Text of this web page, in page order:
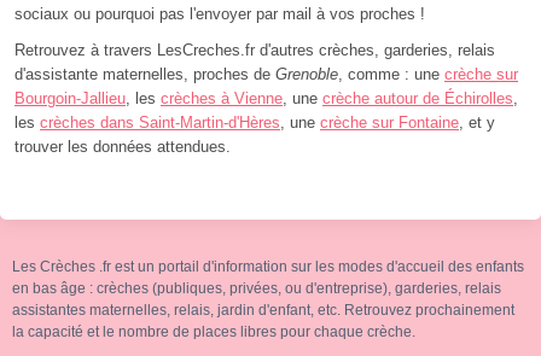
sociaux ou pourquoi pas l'envoyer par mail à vos proches !
Retrouvez à travers LesCreches.fr d'autres crèches, garderies, relais
d'assistante maternelles, proches de Grenoble, comme : une crèche sur
Bourgoin-Jallieu, les crèches à Vienne, une crèche autour de Échirolles,
les crèches dans Saint-Martin-d'Hères, une crèche sur Fontaine, et y
trouver les données attendues.
Les Crèches .fr est un portail d'information sur les modes d'accueil des enfants
en bas âge : crèches (publiques, privées, ou d'entreprise), garderies, relais
assistantes maternelles, relais, jardin d'enfant, etc. Retrouvez prochainement
la capacité et le nombre de places libres pour chaque crèche.